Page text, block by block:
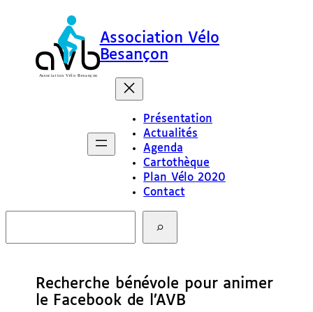
Association Vélo
Besançon
Présentation
Actualités
Agenda
Cartothèque
Plan Vélo 2020
Contact
c
Recherche bénévole pour animer
le Facebook de l’AVB